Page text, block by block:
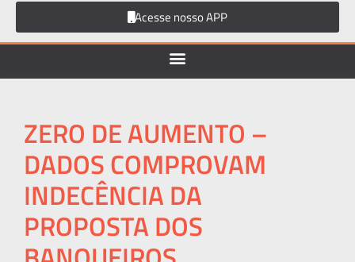
Acesse nosso APP
ZERO DE AUMENTO –
DADOS COMPROVAM
INDECÊNCIA DA
PROPOSTA DOS